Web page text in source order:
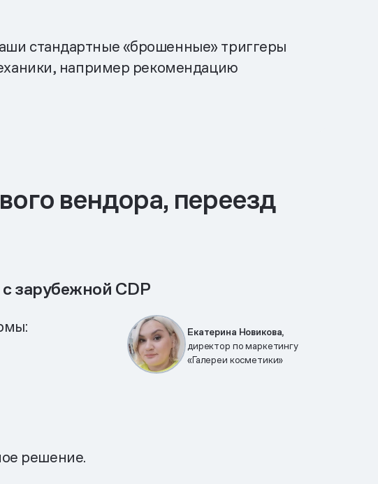
стандартные «брошенные» триггеры
например рекомендацию
вендора, переезд
зарубежной CDP
Екатерина Новикова,
директор по маркетингу
«Галереи косметики»
решение.